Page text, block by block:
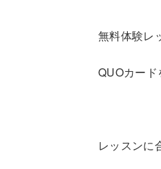
無料体験レ
QUOカード
レッスンに